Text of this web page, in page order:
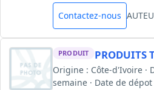
Contactez-nous
PRODUIT PRODUITS
Origine : Côte-d'Ivoire ·
semaine · Date de